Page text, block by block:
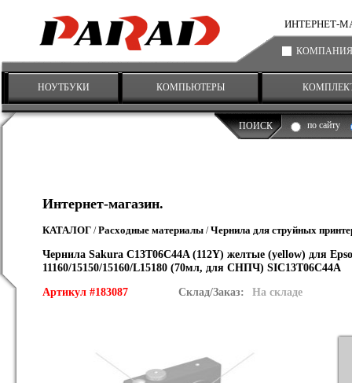
ИНТЕРНЕТ-
КОМПАНИЯ
НОУТБУКИ КОМПЬЮТЕРЫ
ПОИСК по сайту
Интернет-магазин.
КАТАЛОГ /Расходные материалы /Чернила для струйных
Чернила Sakura C13T06C44A (112Y) желтые (yellow) для
11160/15150/15160/L15180 (70мл, для СНПЧ) SIC13T06C44A
Артикул #183087
Склад/Заказ: На складе